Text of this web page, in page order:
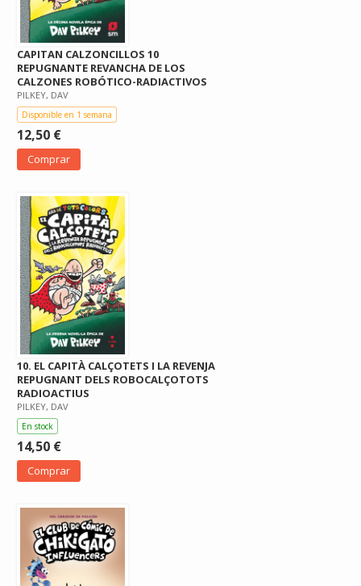
CAPITAN CALZONCILLOS 10
REPUGNANTE REVANCHA DE LOS
CALZONES ROBÓTICO-RADIACTIVOS
PILKEY, DAV
Disponible en 1 semana
12,50 €
Comprar
10. EL CAPITÀ CALÇOTETS I LA REVENJA
REPUGNANT DELS ROBOCALÇOTOTS
RADIOACTIUS
PILKEY, DAV
En stock
14,50 €
Comprar